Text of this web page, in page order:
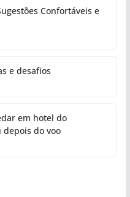
Confortáveis e
e desafios
em hotel do
depois do voo